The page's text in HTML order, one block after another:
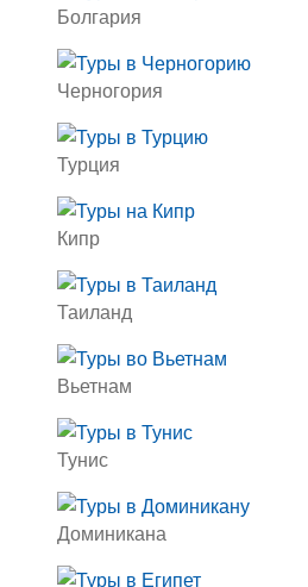
Болгария
Черногория
Турция
Кипр
Таиланд
Вьетнам
Тунис
Доминикана